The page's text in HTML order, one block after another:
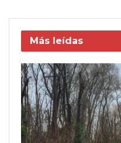
Más leídas